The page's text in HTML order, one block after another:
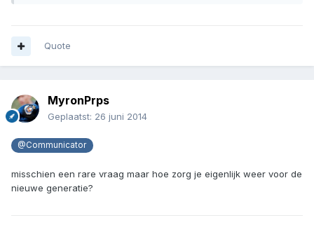
Quote
MyronPrps
Geplaatst: 26 juni 2014
@Communicator
misschien een rare vraag maar hoe zorg je eigenlijk weer voor de
nieuwe generatie?